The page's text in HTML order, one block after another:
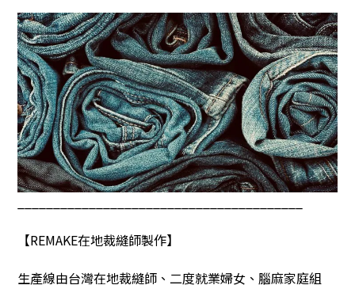
【REMAKE在地裁縫師製作】
生產線由台灣在地裁縫師、二度就業婦女、腦麻家庭組